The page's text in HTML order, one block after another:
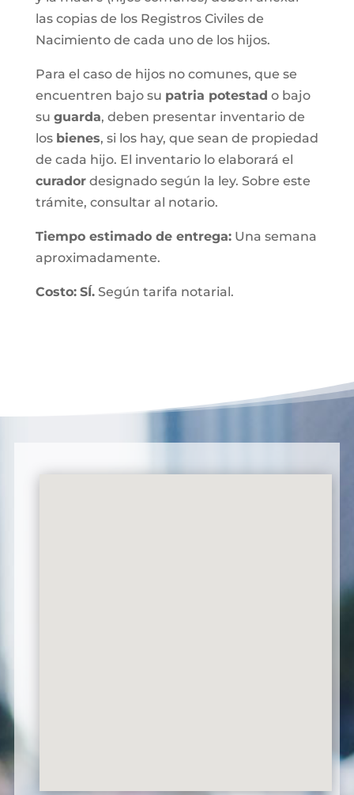
las copias de los Registros Civiles de
Nacimiento de cada uno de los hijos.
Para el caso de hijos no comunes, que se
encuentren bajo su patria potestad o bajo
su guarda, deben presentar inventario de
los bienes, si los hay, que sean de propiedad
de cada hijo. El inventario lo elaborará el
curadordesignado según la ley. Sobre este
trámite, consultar al notario.
Tiempo estimado de entrega:Una semana
aproximadamente.
Costo: SÍ.Según tarifa notarial.